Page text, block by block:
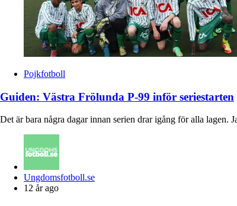
Pojkfotboll
Guiden: Västra Frölunda P-99 inför seriestarten
Det är bara några dagar innan serien drar igång för alla
Posted
by
Ungdomsfotboll.se
12 år ago